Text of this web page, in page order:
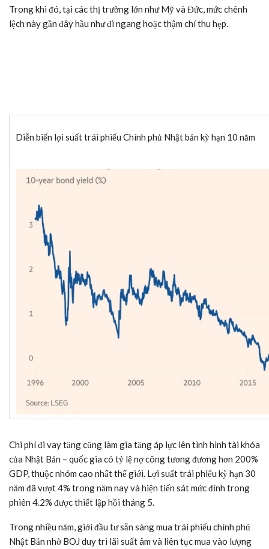
Trong khi đó, tại các thị trường lớn như Mỹ và Đức, mức chênh
lệch này gần đây hầu như đi ngang hoặc thậm chí thu hẹp.
Diễn biến lợi suất trái phiếu Chính phủ Nhật bản kỳ hạn 10 năm
Chi phí đi vay tăng cũng làm gia tăng áp lực lên tình hình tài khóa
của Nhật Bản – quốc gia có tỷ lệ nợ công tương đương hơn 200%
GDP, thuộc nhóm cao nhất thế giới. Lợi suất trái phiếu kỳ hạn 30
năm đã vượt 4% trong năm nay và hiện tiến sát mức đỉnh trong
phiên 4.2% được thiết lập hồi tháng 5.
Trong nhiều năm, giới đầu tư sẵn sàng mua trái phiếu chính phủ
Nhật Bản nhờ BOJ duy trì lãi suất âm và liên tục mua vào lượng